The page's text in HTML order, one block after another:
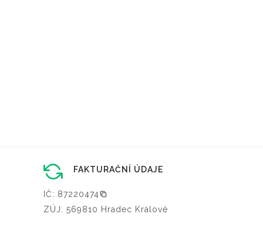
FAKTURAČNÍ ÚDAJE
IČ: 87220474
ZÚJ: 569810 Hradec Králové